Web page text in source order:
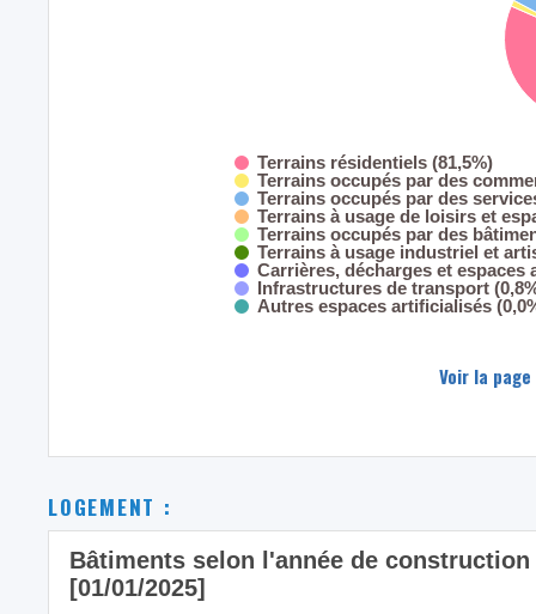
Terrains résidentiels (81,5%)
Terrains occupés par des
Terrains occupés par des
Terrains à usage de loisirs et
Terrains occupés par des
Terrains à usage industriel et
Carrières, décharges et espaces
Infrastructures de transport
Autres espaces artificialisés
Voir la
LOGEMENT :
Bâtiments selon l'année de
[01/01/2025]